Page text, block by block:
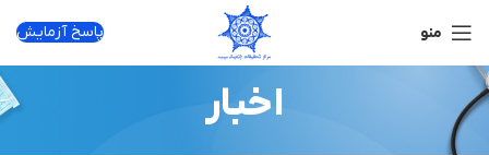
منو پاسخ آزمایش
اخبار